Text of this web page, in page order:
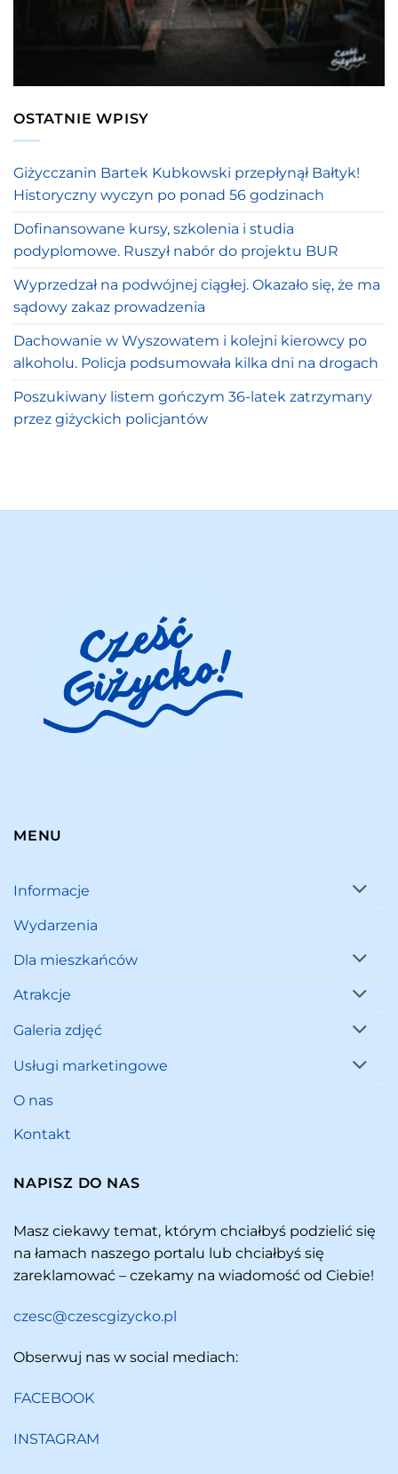
OSTATNIE WPISY
Giżycczanin Bartek Kubkowski przepłynął Bałtyk!
Historyczny wyczyn po ponad 56 godzinach
Dofinansowane kursy, szkolenia i studia
podyplomowe. Ruszył nabór do projektu BUR
Wyprzedzał na podwójnej ciągłej. Okazało się, że ma
sądowy zakaz prowadzenia
Dachowanie w Wyszowatem i kolejni kierowcy po
alkoholu. Policja podsumowała kilka dni na drogach
Poszukiwany listem gończym 36-latek zatrzymany
przez giżyckich policjantów
MENU
Informacje
Wydarzenia
Dla mieszkańców
Atrakcje
Galeria zdjęć
Usługi marketingowe
O nas
Kontakt
NAPISZ DO NAS
Masz ciekawy temat, którym chciałbyś podzielić się
na łamach naszego portalu lub chciałbyś się
zareklamować – czekamy na wiadomość od Ciebie!
czesc@czescgizycko.pl
Obserwuj nas w social mediach:
FACEBOOK
INSTAGRAM